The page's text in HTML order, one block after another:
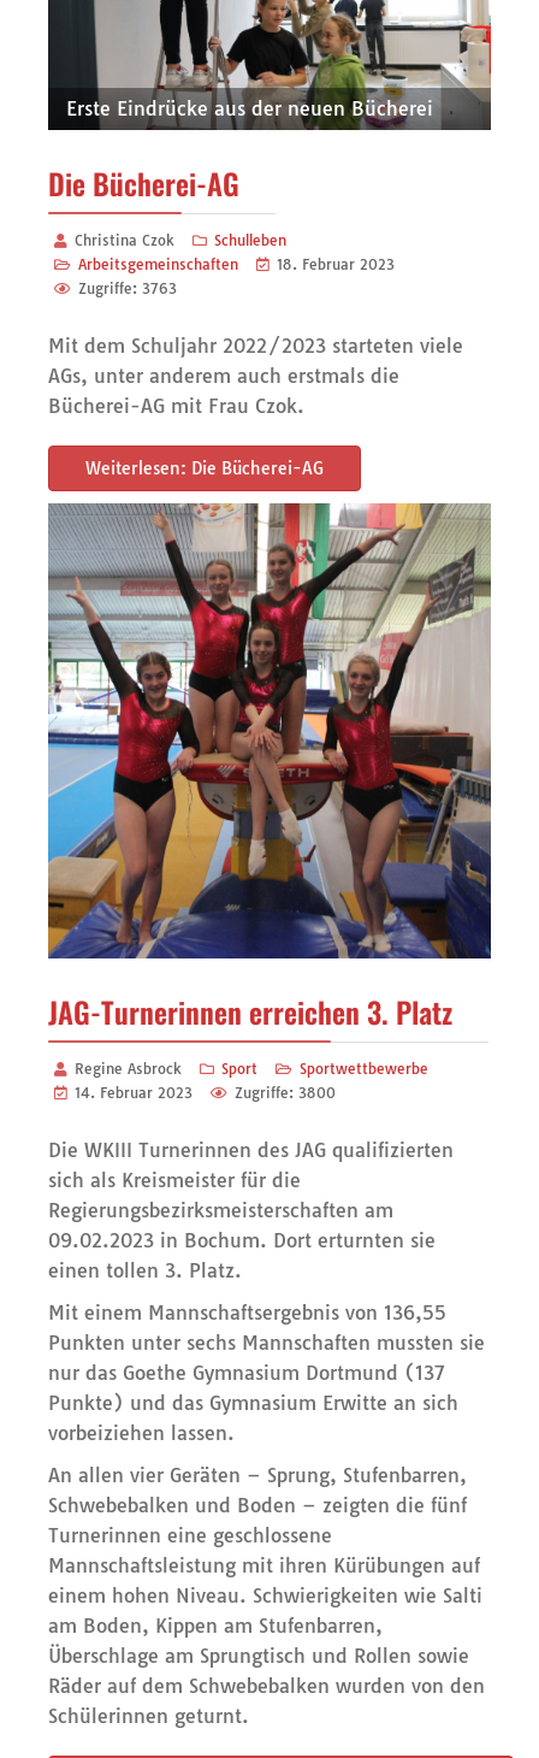
Erste Eindrücke aus der neuen Bücherei
Die Bücherei-AG
Christina Czok
Schulleben
Arbeitsgemeinschaften
18. Februar 2023
Zugriffe: 3763
Mit dem Schuljahr 2022/2023 starteten viele
AGs, unter anderem auch erstmals die
Bücherei-AG mit Frau Czok.
Weiterlesen: Die Bücherei-AG
JAG-Turnerinnen erreichen 3. Platz
Regine Asbrock Sport
Sportwettbewerbe
14. Februar 2023
Zugriffe: 3800
Die WKIII Turnerinnen des JAG qualifizierten
sich als Kreismeister für die
Regierungsbezirksmeisterschaften am
09.02.2023 in Bochum. Dort erturnten sie
einen tollen 3. Platz.
Mit einem Mannschaftsergebnis von 136,55
Punkten unter sechs Mannschaften mussten sie
nur das Goethe Gymnasium Dortmund (137
Punkte) und das Gymnasium Erwitte an sich
vorbeiziehen lassen.
An allen vier Geräten – Sprung, Stufenbarren,
Schwebebalken und Boden – zeigten die fünf
Turnerinnen eine geschlossene
Mannschaftsleistung mit ihren Kürübungen auf
einem hohen Niveau. Schwierigkeiten wie Salti
am Boden, Kippen am Stufenbarren,
Überschlage am Sprungtisch und Rollen sowie
Räder auf dem Schwebebalken wurden von den
Schülerinnen geturnt.